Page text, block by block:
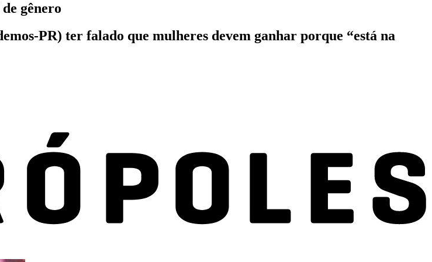
gênero
PR) ter falado que mulheres devem ganhar porque “está na